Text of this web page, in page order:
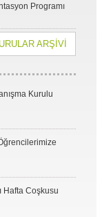
Programı
ARŞİVİ
Kurulu
Hafta Coşkusu